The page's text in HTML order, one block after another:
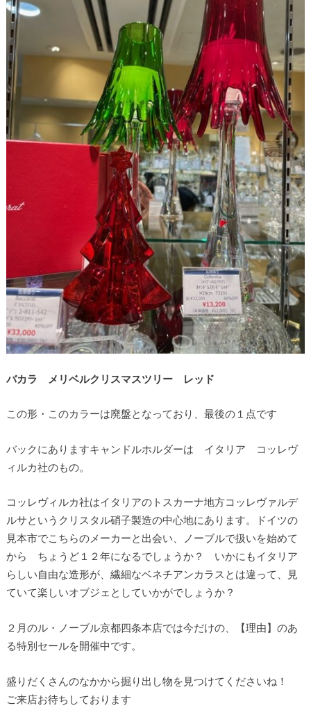
バカラ メリベルクリスマスツリー レッド
この形・このカラーは廃盤となっており、最後の１点です
バックにありますキャンドルホルダーは イタリア コッレヴ
ィルカ社のもの。
コッレヴィルカ社はイタリアのトスカーナ地方コッレヴァルデ
ルサというクリスタル硝子製造の中心地にあります。ドイツの
見本市でこちらのメーカーと出会い、ノーブルで扱いを始めて
から ちょうど１２年になるでしょうか？ いかにもイタリア
らしい自由な造形が、繊細なベネチアンカラスとは違って、見
ていて楽しいオブジェとしていかがでしょうか？
２月のル・ノーブル京都四条本店では今だけの、【理由】のあ
る特別セールを開催中です。
盛りだくさんのなかから掘り出し物を見つけてくださいね！
ご来店お待ちしております